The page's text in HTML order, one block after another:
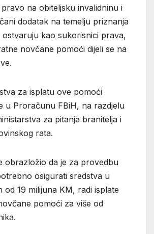
na obiteljsku invalidninu i
dodatak na temelju priznanja
ostvaruju kao sukorisnici prava,
novčane pomoći dijeli se na
za isplatu ove pomoći
u Proračunu FBiH, na razdjelu
za pitanja branitelja i
rata.
obrazložio da je za provedbu
osigurati sredstva u
od 19 milijuna KM, radi isplate
pomoći za više od